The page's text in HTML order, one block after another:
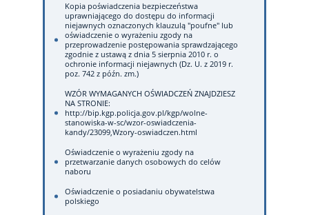
Kopia poświadczenia bezpieczeństwa
uprawniającego do dostępu do informacji
niejawnych oznaczonych klauzulą "poufne" lub
oświadczenie o wyrażeniu zgody na
przeprowadzenie postępowania sprawdzającego
zgodnie z ustawą z dnia 5 sierpnia 2010 r. o
ochronie informacji niejawnych (Dz. U. z 2019 r.
poz. 742 z późn. zm.)
WZÓR WYMAGANYCH OŚWIADCZEŃ ZNAJDZIESZ
NA STRONIE:
http://bip.kgp.policja.gov.pl/kgp/wolne-
stanowiska-w-sc/wzor-oswiadczenia-
kandy/23099,Wzory-oswiadczen.html
Oświadczenie o wyrażeniu zgody na
przetwarzanie danych osobowych do celów
naboru
Oświadczenie o posiadaniu obywatelstwa
polskiego